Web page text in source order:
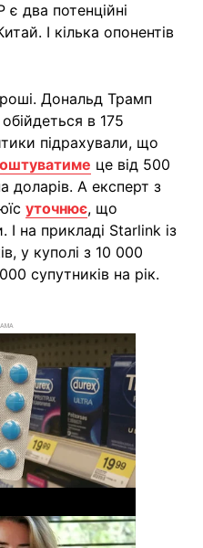
два потенційні
І кілька опонентів
Дональд Трамп
в 175
підрахували, що
це від 500
доларів. А експерт з
уточнює, що
І на прикладі Starlink із
у куполі з 10 000
супутників на рік.